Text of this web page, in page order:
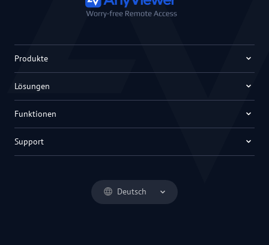
Deutsch
Produkte
Lösungen
Funktionen
Support